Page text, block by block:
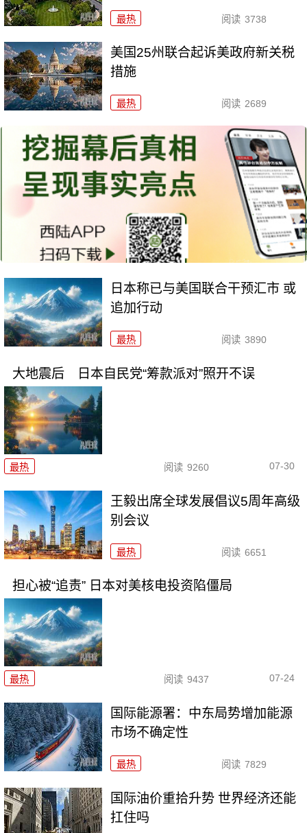
最热 阅读 3738
美国25州联合起诉美政府新关税
措施
最热 阅读 2689
日本称已与美国联合干预汇市 或
追加行动
最热 阅读 3890
大地震后 日本自民党“筹款派对”照开不误
最热 阅读 9260 07-30
王毅出席全球发展倡议5周年高级
别会议
最热 阅读 6651
担心被“追责” 日本对美核电投资陷僵局
最热 阅读 9437 07-24
国际能源署：中东局势增加能源
市场不确定性
最热 阅读 7829
国际油价重拾升势 世界经济还能
扛住吗